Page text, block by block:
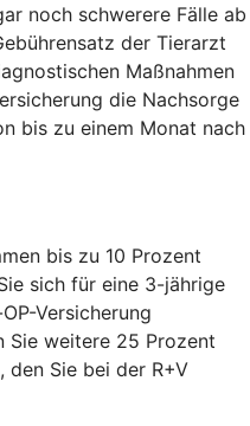
noch schwerere Fälle ab
der Tierarzt
Maßnahmen
die Nachsorge
bis zu einem Monat nach
bis zu 10 Prozent
sich für eine 3-jährige
Versicherung
Sie weitere 25 Prozent
den Sie bei der R+V